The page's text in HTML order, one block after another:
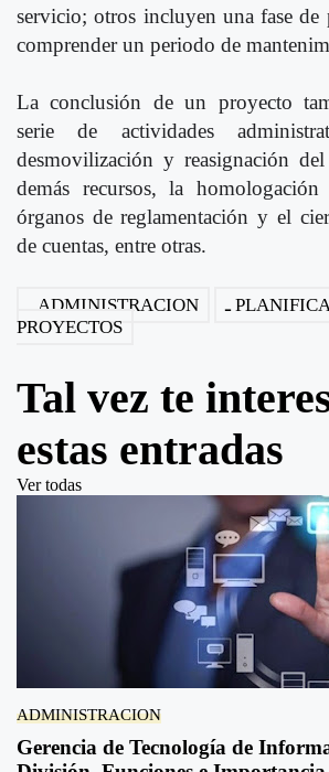
servicio; otros incluyen una fase de
comprender un periodo de
La conclusión de un proyecto
serie de actividades
desmovilización y reasignación
demás recursos, la
órganos de reglamentación y el
de cuentas, entre otras.
ADMINISTRACION
PROYECTOS
Tal vez te
estas entradas
Ver todas
ADMINISTRACION
Gerencia de Tecnología de